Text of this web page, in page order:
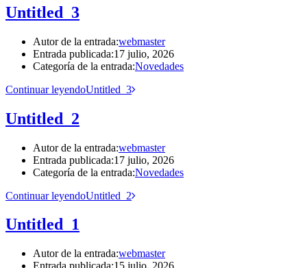
Untitled_3
Autor de la entrada:webmaster
Entrada publicada:17 julio, 2026
Categoría de la entrada:Novedades
Continuar leyendoUntitled_3
Untitled_2
Autor de la entrada:webmaster
Entrada publicada:17 julio, 2026
Categoría de la entrada:Novedades
Continuar leyendoUntitled_2
Untitled_1
Autor de la entrada:webmaster